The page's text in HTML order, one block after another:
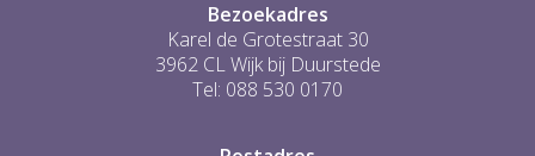
Bezoekadres
Karel de Grotestraat 30
3962 CL Wijk bij Duurstede
Tel: 088 530 0170